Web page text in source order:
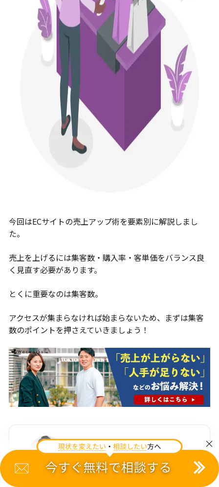
今回はECサイトの売上アップ術を要素別に解説しまし
た。
売上を上げるには集客数・購入率・客単価をバランス良
く見直す必要があります。
とくに重要なのは集客数。
アクセスが集まらなければ始まらないため、まずは集客
数のポイントを押さえていきましょう！
この記事の監修者
株式会社Wacworks
代表取締役社長
舟瀬悠
×